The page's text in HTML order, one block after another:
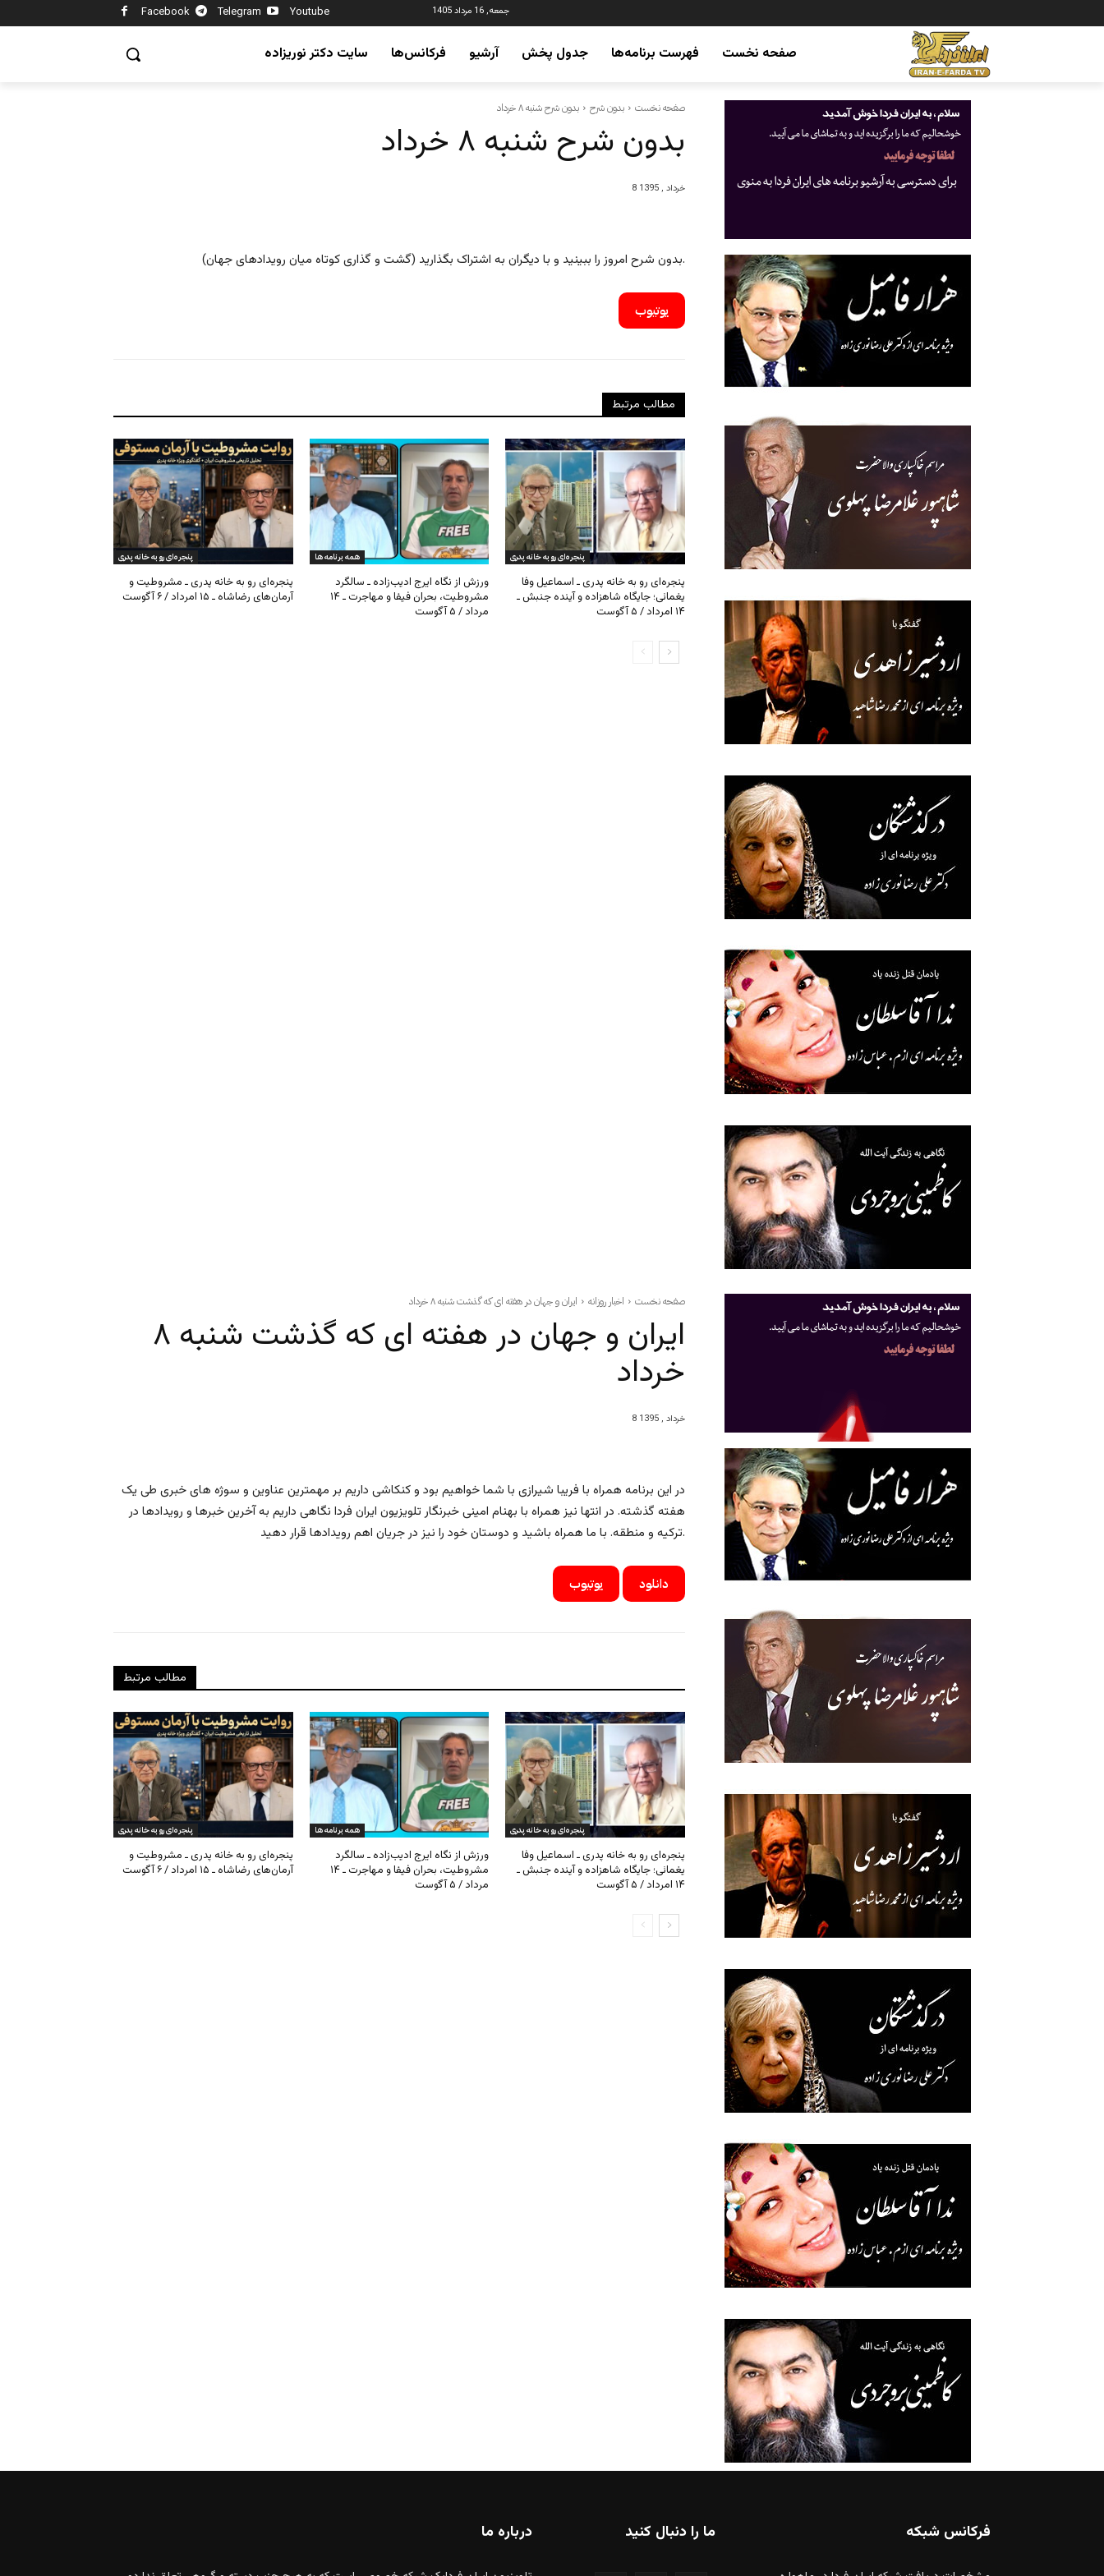
Facebook Telegram Youtube جمعه, 16 مرداد 1405
صفحه نخست فهرست برنامه‌ها جدول پخش آرشیو فرکانس‌ها سایت دکتر نوریزاده
صفحه نخست بدون شرح بدون شرح شنبه ۸ خرداد
بدون شرح شنبه ۸ خرداد
8 خرداد , 1395
بدون شرح امروز را ببینید و با دیگران به اشتراک بگذارید (گشت و گذاری کوتاه میان رویدادهای جهان).
یوتیوب
مطالب مرتبط
پنجره‌ای رو به خانه پدری
پنجره‌ای رو به خانه پدری ـ مشروطیت و
آرمان‌های رضاشاه ـ ۱۵ امرداد / ۶ آگوست
همه برنامه ها
ورزش از نگاه ایرج ادیب‌زاده ـ سالگرد
مشروطیت، بحران فیفا و مهاجرت ـ ۱۴
مرداد / ۵ آگوست
پنجره‌ای رو به خانه پدری
پنجره‌ای رو به خانه پدری ـ اسماعیل وفا
یغمائی؛ جایگاه شاهزاده و آینده جنبش ـ
۱۴ امرداد / ۵ آگوست
فرکانس شبکه ما را دنبال کنید درباره ما